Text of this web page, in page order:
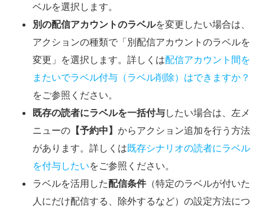
ベルを選択します。
別の配信アカウントのラベルを変更したい場合は、
アクションの種類で「別配信アカウントのラベルを
変更」を選択します。詳しくは配信アカウント間を
またいでラベル付与（ラベル削除）はできますか？
をご参照ください。
既存の読者にラベルを一括付与したい場合は、左メ
ニューの 【予約中】 からアクション追加を行う方法
があります。詳しくは既存シナリオの読者にラベル
を付与したいをご参照ください。
ラベルを活用した配信条件（特定のラベルが付いた
人にだけ配信する、除外するなど）の設定方法につ